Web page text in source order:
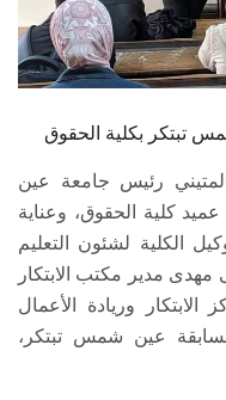
الموظفون
الزائـرون
تبتكر بكلية الحقوق
رئيس جامعة عين
كلية الحقوق، وعناية
الكلية لشئون التعليم
مدير مكتب الابتكار
الابتكار وريادة الأعمال
عين شمس تبتكر،